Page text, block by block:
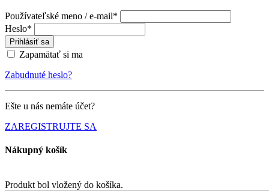
Používateľské meno / e-mail*
Heslo*
Prihlásiť sa
Zapamätať si ma
Zabudnuté heslo?
Ešte u nás nemáte účet?
ZAREGISTRUJTE SA
Nákupný košík
Produkt bol vložený do košíka.